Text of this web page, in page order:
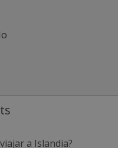
a Islandia?